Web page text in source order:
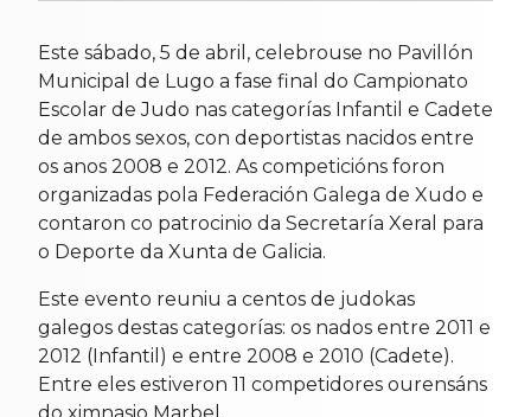
Este sábado, 5 de abril, celebrouse no Pavillón
Municipal de Lugo a fase final do Campionato
Escolar de Judo nas categorías Infantil e Cadete
de ambos sexos, con deportistas nacidos entre
os anos 2008 e 2012. As competicións foron
organizadas pola Federación Galega de Xudo e
contaron co patrocinio da Secretaría Xeral para
o Deporte da Xunta de Galicia.
Este evento reuniu a centos de judokas
galegos destas categorías: os nados entre 2011 e
2012 (Infantil) e entre 2008 e 2010 (Cadete).
Entre eles estiveron 11 competidores ourensáns